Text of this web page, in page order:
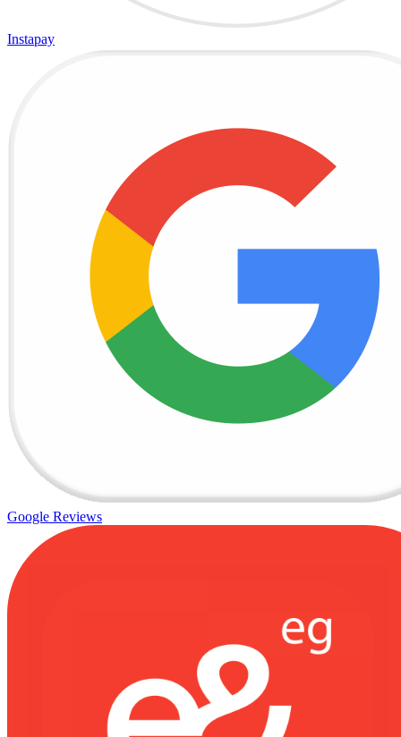
Instapay
Google Reviews